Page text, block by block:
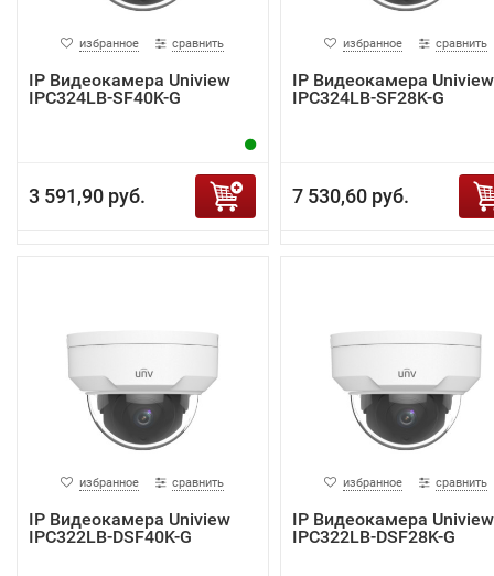
избранное сравнить
IP Видеокамера Uniview
IPC324LB-SF40K-G
3 591,90 руб.
избранное сравнить
IP Видеокамера Uniview
IPC324LB-SF28K-G
7 530,60 руб.
избранное сравнить
IP Видеокамера Uniview
IPC322LB-DSF40K-G
избранное сравнить
IP Видеокамера Uniview
IPC322LB-DSF28K-G